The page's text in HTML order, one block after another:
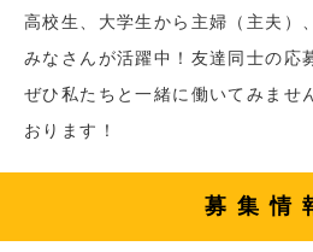
高校生、大学生から主婦（主夫）
みなさんが活躍中！友達同士の応
ぜひ私たちと一緒に働いてみませ
おります！
募集情